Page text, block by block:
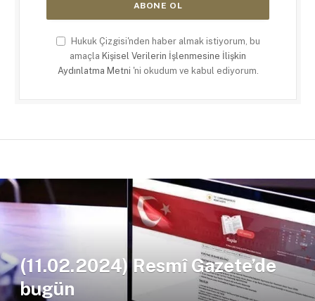
Hukuk Çizgisi'nden haber almak istiyorum, bu
amaçla Kişisel Verilerin İşlenmesine İlişkin
Aydınlatma Metni 'ni okudum ve kabul ediyorum.
(11.02.2024) Resmî Gazete’de
bugün